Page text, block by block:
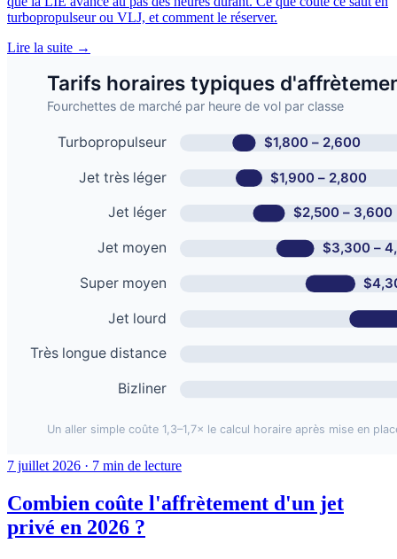
turbopropulseur ou VLJ, et comment le réserver.
Lire la suite →
7 juillet 2026 · 7 min de lecture
Combien coûte l'affrètement d'un jet
privé en 2026 ?